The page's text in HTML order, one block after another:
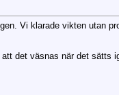
Vi klarade vikten utan
det väsnas när det sätts